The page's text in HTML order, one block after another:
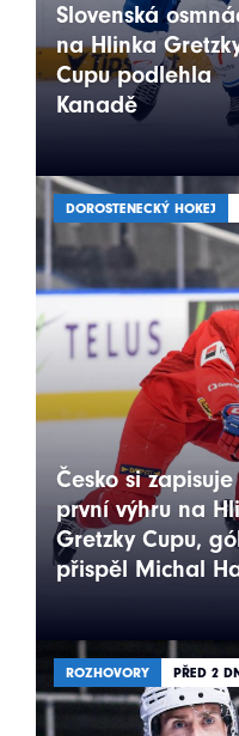
Slovenská
na Hlinka
Cupu podlehla
Kanadě
DOROSTENECKÝ HOKEJ
Česko si zapisuje
první výhru na
Gretzky Cupu,
přispěl Michal
ROZHOVORY PŘED 2